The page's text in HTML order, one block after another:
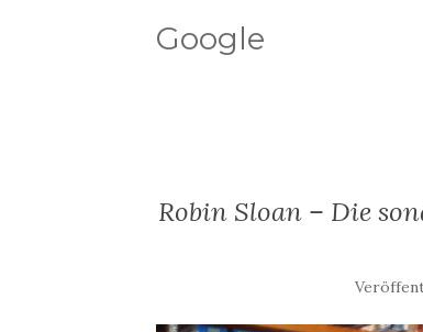
Google
Robin Sloan – Die